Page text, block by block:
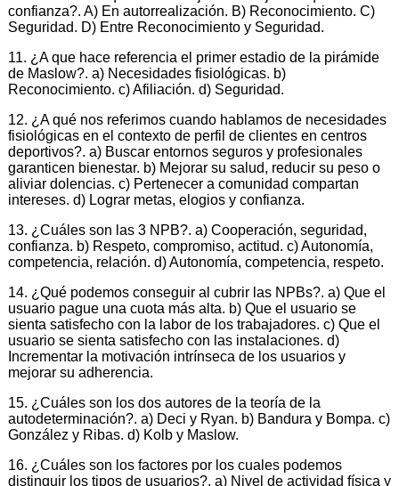
confianza?. A) En autorrealización. B) Reconocimiento. C)
Seguridad. D) Entre Reconocimiento y Seguridad.
11. ¿A que hace referencia el primer estadio de la pirámide
de Maslow?. a) Necesidades fisiológicas. b)
Reconocimiento. c) Afiliación. d) Seguridad.
12. ¿A qué nos referimos cuando hablamos de necesidades
fisiológicas en el contexto de perfil de clientes en centros
deportivos?. a) Buscar entornos seguros y profesionales
garanticen bienestar. b) Mejorar su salud, reducir su peso o
aliviar dolencias. c) Pertenecer a comunidad compartan
intereses. d) Lograr metas, elogios y confianza.
13. ¿Cuáles son las 3 NPB?. a) Cooperación, seguridad,
confianza. b) Respeto, compromiso, actitud. c) Autonomía,
competencia, relación. d) Autonomía, competencia, respeto.
14. ¿Qué podemos conseguir al cubrir las NPBs?. a) Que el
usuario pague una cuota más alta. b) Que el usuario se
sienta satisfecho con la labor de los trabajadores. c) Que el
usuario se sienta satisfecho con las instalaciones. d)
Incrementar la motivación intrínseca de los usuarios y
mejorar su adherencia.
15. ¿Cuáles son los dos autores de la teoría de la
autodeterminación?. a) Deci y Ryan. b) Bandura y Bompa. c)
González y Ribas. d) Kolb y Maslow.
16. ¿Cuáles son los factores por los cuales podemos
distinguir los tipos de usuarios?. a) Nivel de actividad física y